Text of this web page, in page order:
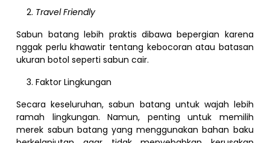
Travel Friendly
Sabun batang lebih praktis dibawa bepergian karena
nggak perlu khawatir tentang kebocoran atau batasan
ukuran botol seperti sabun cair.
Faktor Lingkungan
Secara keseluruhan, sabun batang untuk wajah lebih
ramah lingkungan. Namun, penting untuk memilih
merek sabun batang yang menggunakan bahan baku